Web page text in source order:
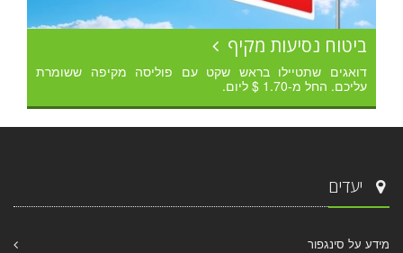
ביטוח נסיעות מקיף
דואגים שתטיילו בראש שקט עם פוליסה מקיפה ששומרת
עליכם. החל מ-1.70 $ ליום.
יעדים
מידע על סינגפור